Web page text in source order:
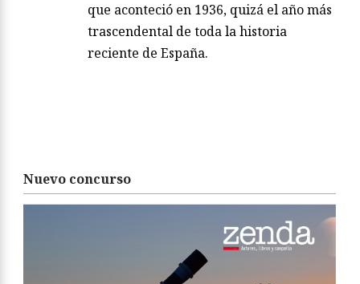
que aconteció en 1936, quizá el año más
trascendental de toda la historia
reciente de España.
Nuevo concurso